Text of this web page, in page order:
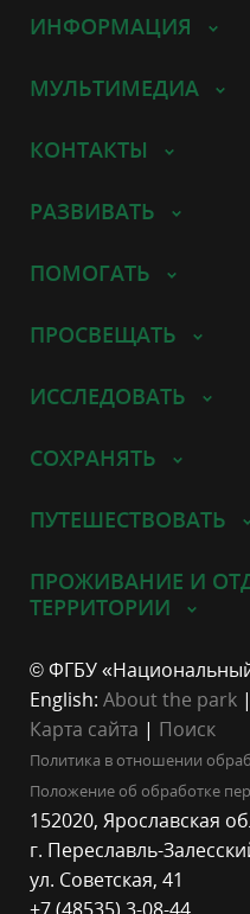
ИНФОРМАЦИЯ
МУЛЬТИМЕДИА
КОНТАКТЫ
РАЗВИВАТЬ
ПОМОГАТЬ
ПРОСВЕЩАТЬ
ИССЛЕДОВАТЬ
СОХРАНЯТЬ
ПУТЕШЕСТВОВАТЬ
ПРОЖИВАНИЕ И
ТЕРРИТОРИИ
© ФГБУ
English: About the park |
Карта сайта | Поиск
Политика в отношении
Положение об обработке
152020, Ярославская
г. Переславль-
ул. Советская, 41
+7 (48535) 3-08-44